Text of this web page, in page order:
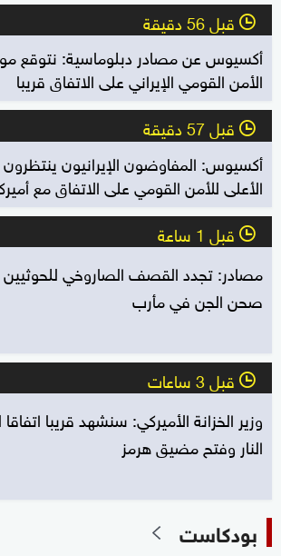
l قبل 56 دقيقة
أكسيوس عن مصادر دبلوماسية: نتوقع
الأمن القومي الإيراني على الاتفاق قريبا
l قبل 57 دقيقة
أكسيوس: المفاوضون الإيرانيون
الأعلى للأمن القومي على الاتفاق مع
l قبل 1 ساعة
مصادر: تجدد القصف الصاروخي
صحن الجن في مأرب
l قبل 3 ساعات
وزير الخزانة الأميركي: سنشهد قريبا
النار وفتح مضيق هرمز
بودكاست